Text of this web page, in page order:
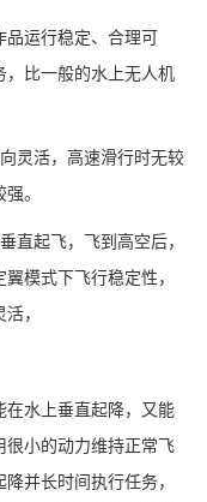
运行稳定、合理可
比一般的水上无人机
灵活，高速滑行时无较
。
直起飞，飞到高空后，
模式下飞行稳定性，
，
水上垂直起降，又能
小的动力维持正常飞
并长时间执行任务，